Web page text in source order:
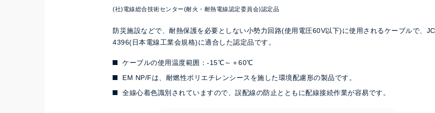
(社)電線総合技術センター(耐火・耐熱電線認定委員会)認定品
防災施設などで、耐熱保護を必要としない小勢力回路(使用電圧60V以下)に使用されるケーブルで、
4396(日本電線工業会規格)に適合した認定品です。
ケーブルの使用温度範囲：-15℃～＋60℃
EM NP/Fは、耐燃性ポリエチレンシースを施した環境配慮形の製品です。
全線心着色識別されていますので、誤配線の防止とともに配線接続作業が容易です。